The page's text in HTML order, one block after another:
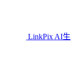
LinkPix AI生